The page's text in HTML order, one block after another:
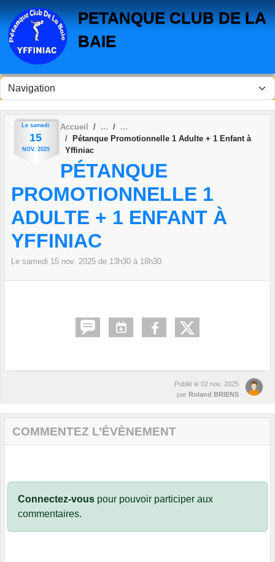
PETANQUE CLUB DE LA
BAIE
Le samedi
15
NOV. 2025
Accueil
Pétanque Promotionnelle 1 Adulte + 1 Enfant à
Yffiniac
PÉTANQUE
PROMOTIONNELLE 1
ADULTE + 1 ENFANT À
YFFINIAC
Le samedi 15 nov. 2025 de 13h30 à 18h30
Publié le 02 nov. 2025
par Roland BRIENS
COMMENTEZ L’ÉVÈNEMENT
Connectez-vous pour pouvoir participer aux
commentaires.
Panneau de gestion des cookies